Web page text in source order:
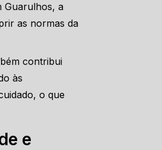
Guarulhos, a
as normas da
contribui
às
o que
e